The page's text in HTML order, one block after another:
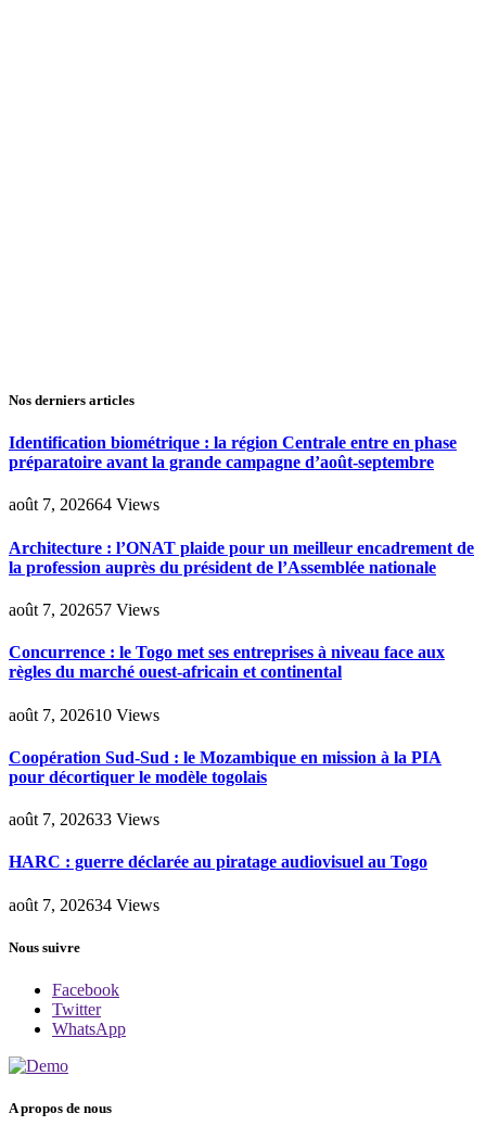
Nos derniers articles
Identification biométrique : la région Centrale entre en phase
préparatoire avant la grande campagne d’août-septembre
août 7, 202664 Views
Architecture : l’ONAT plaide pour un meilleur encadrement de
la profession auprès du président de l’Assemblée nationale
août 7, 202657 Views
Concurrence : le Togo met ses entreprises à niveau face aux
règles du marché ouest-africain et continental
août 7, 202610 Views
Coopération Sud-Sud : le Mozambique en mission à la PIA
pour décortiquer le modèle togolais
août 7, 202633 Views
HARC : guerre déclarée au piratage audiovisuel au Togo
août 7, 202634 Views
Nous suivre
Facebook
Twitter
WhatsApp
A propos de nous